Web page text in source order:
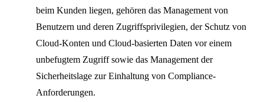
beim Kunden liegen, gehören das Management von
Benutzern und deren Zugriffsprivilegien, der Schutz von
Cloud-Konten und Cloud-basierten Daten vor einem
unbefugtem Zugriff sowie das Management der
Sicherheitslage zur Einhaltung von Compliance-
Anforderungen.